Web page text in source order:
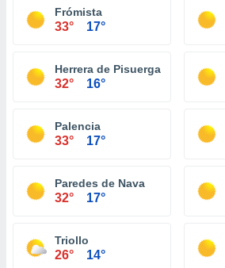
Frómista
33° 17°
Herrera de Pisuerga
32° 16°
Palencia
33° 17°
Paredes de Nava
32° 17°
Triollo
26° 14°